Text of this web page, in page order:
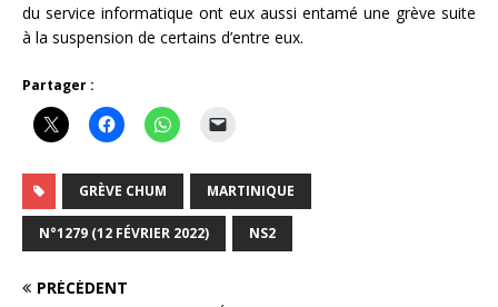
du service informatique ont eux aussi entamé une grève suite
à la suspension de certains d’entre eux.
Partager :
GRÈVE CHUM MARTINIQUE
N°1279 (12 FÉVRIER 2022) NS2
PRÉCÉDENT